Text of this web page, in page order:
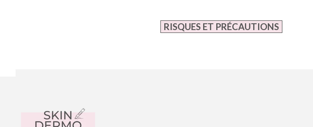
RISQUES ET PRÉCAUTIONS